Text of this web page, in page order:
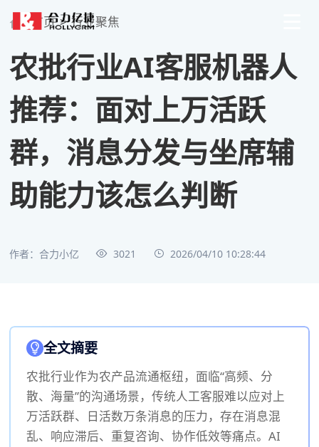
首页 > 行业聚焦
农批行业AI客服机器人
推荐：面对上万活跃
群，消息分发与坐席辅
助能力该怎么判断
作者：合力小亿 3021 2026/04/10 10:28:44
全文摘要
农批行业作为农产品流通枢纽，面临“高频、分
散、海量”的沟通场景，传统人工客服难以应对上
万活跃群、日活数万条消息的压力，存在消息混
乱、响应滞后、重复咨询、协作低效等痛点。AI